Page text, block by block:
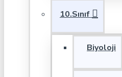
10.Sınıf
Biyoloji